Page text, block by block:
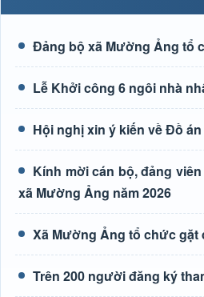
Đảng bộ xã Mường Ảng tổ
Lễ Khởi công 6 ngôi nhà
Hội nghị xin ý kiến về Đồ
Kính mời cán bộ, đảng
xã Mường Ảng năm 2026
Xã Mường Ảng tổ chức gặt
Trên 200 người đăng ký